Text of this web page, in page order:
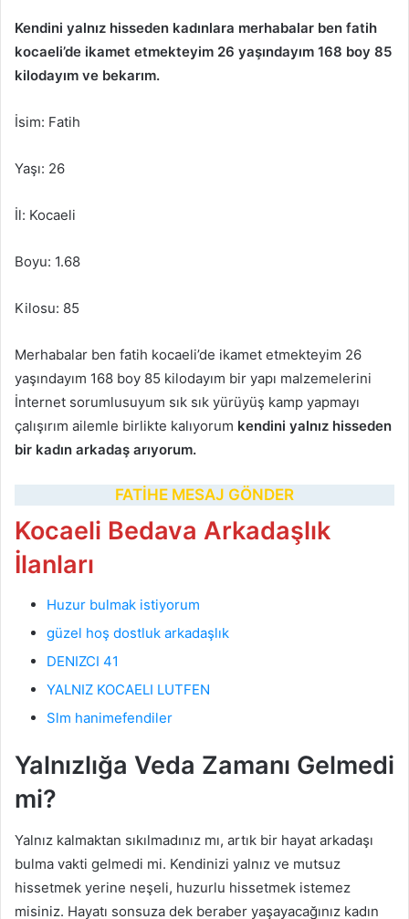
Kendini yalnız hisseden kadınlara merhabalar ben fatih
kocaeli’de ikamet etmekteyim 26 yaşındayım 168 boy 85
kilodayım ve bekarım.
İsim: Fatih
Yaşı: 26
İl: Kocaeli
Boyu: 1.68
Kilosu: 85
Merhabalar ben fatih kocaeli’de ikamet etmekteyim 26
yaşındayım 168 boy 85 kilodayım bir yapı malzemelerini
İnternet sorumlusuyum sık sık yürüyüş kamp yapmayı
çalışırım ailemle birlikte kalıyorum kendini yalnız hisseden
bir kadın arkadaş arıyorum.
FATİHE MESAJ GÖNDER
Kocaeli Bedava Arkadaşlık
İlanları
Huzur bulmak istiyorum
güzel hoş dostluk arkadaşlık
DENIZCI 41
YALNIZ KOCAELI LUTFEN
Slm hanimefendiler
Yalnızlığa Veda Zamanı Gelmedi
mi?
Yalnız kalmaktan sıkılmadınız mı, artık bir hayat arkadaşı
bulma vakti gelmedi mi. Kendinizi yalnız ve mutsuz
hissetmek yerine neşeli, huzurlu hissetmek istemez
misiniz. Hayatı sonsuza dek beraber yaşayacağınız kadın